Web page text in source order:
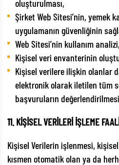
oluşturulması,
Şirket Web Sitesi’nin, yemek
uygulamanın güvenliğinin
Web Sitesi’nin kullanım analizi,
Kişisel veri envanterinin
Kişisel verilere ilişkin olanlar
elektronik olarak iletilen tüm
başvuruların
11. KİŞİSEL VERİLERİ İŞLEME
Kişisel Verilerin işlenmesi,
kısmen otomatik olan ya da